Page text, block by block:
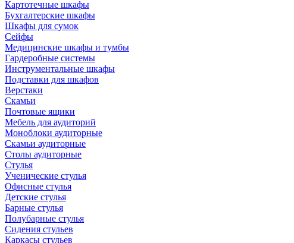
Картотечные шкафы
Бухгалтерские шкафы
Шкафы для сумок
Сейфы
Медицинские шкафы и тумбы
Гардеробные системы
Инструментальные шкафы
Подставки для шкафов
Верстаки
Скамьи
Почтовые ящики
Мебель для аудиторий
Моноблоки аудиторные
Скамьи аудиторные
Столы аудиторные
Стулья
Ученические стулья
Офисные стулья
Детские стулья
Барные стулья
Полубарные стулья
Сидения стульев
Каркасы стульев